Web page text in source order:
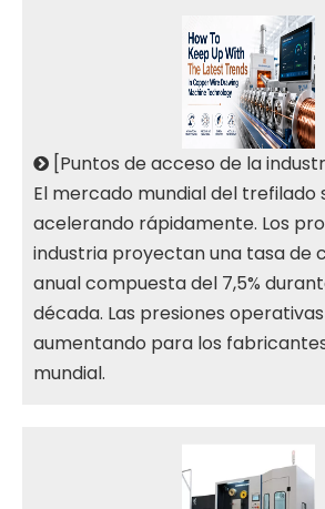
[Puntos de acceso de la
El mercado mundial del trefilado
acelerando rápidamente. Los
industria proyectan una tasa de
anual compuesta del 7,5%
década. Las presiones
aumentando para los
mundial.